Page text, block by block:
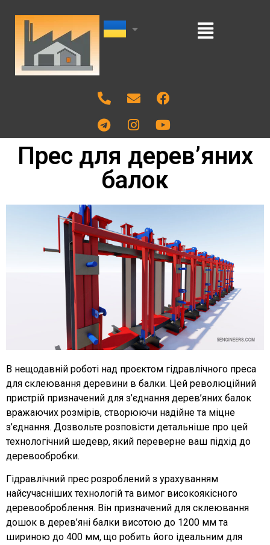
Прес для дерев’яних
балок
В нещодавній роботі над проєктом гідравлічного преса
для склеювання деревини в балки. Цей революційний
пристрій призначений для з’єднання дерев’яних балок
вражаючих розмірів, створюючи надійне та міцне
з’єднання. Дозвольте розповісти детальніше про цей
технологічний шедевр, який переверне ваш підхід до
деревообробки.
Гідравлічний прес розроблений з урахуванням
найсучасніших технологій та вимог високоякісного
деревооброблення. Він призначений для склеювання
дошок в дерев’яні балки висотою до 1200 мм та
шириною до 400 мм, що робить його ідеальним для